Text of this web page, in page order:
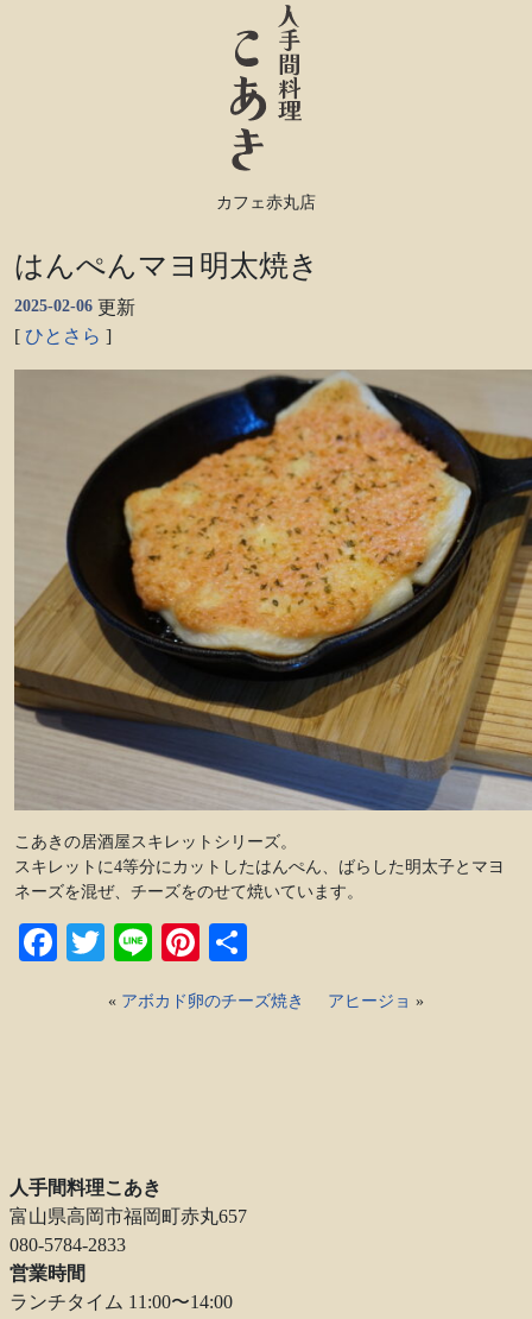
カフェ赤丸店
はんぺんマヨ明太焼き
2025-02-06 更新
[ ひとさら ]
こあきの居酒屋スキレットシリーズ。
スキレットに4等分にカットしたはんぺん、ばらした明太子とマヨ
ネーズを混ぜ、チーズをのせて焼いています。
Facebook
TwitterLinePinterest
有
« アボカド卵のチーズ焼き アヒージョ »
人手間料理こあき
富山県高岡市福岡町赤丸657
080-5784-2833
営業時間
ランチタイム 11:00〜14:00